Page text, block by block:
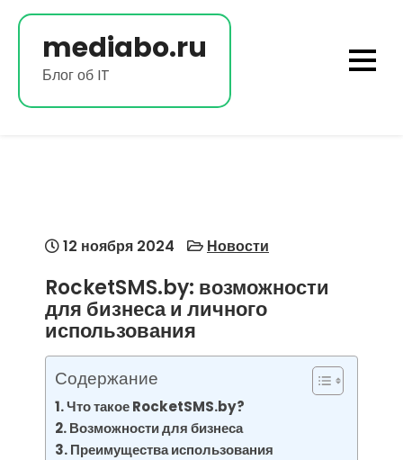
Перейти
содержимомуmediabo.ru
Блог об IT
12 ноября 2024 Новости
RocketSMS.by: возможности
для бизнеса и личного
использования
Содержание
Что такое RocketSMS.by?
Возможности для бизнеса
Преимущества использования